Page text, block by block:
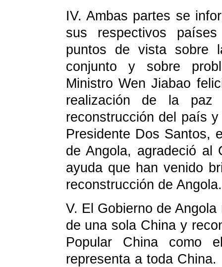
IV. Ambas partes se
sus respectivos
puntos de vista sobre
conjunto y sobre
Ministro Wen Jiabao
realización de la
reconstrucción del país
Presidente Dos Santos,
de Angola, agradeció al
ayuda que han venido
reconstrucción de Angola.
V. El Gobierno de
de una sola China y
Popular China como
representa a toda